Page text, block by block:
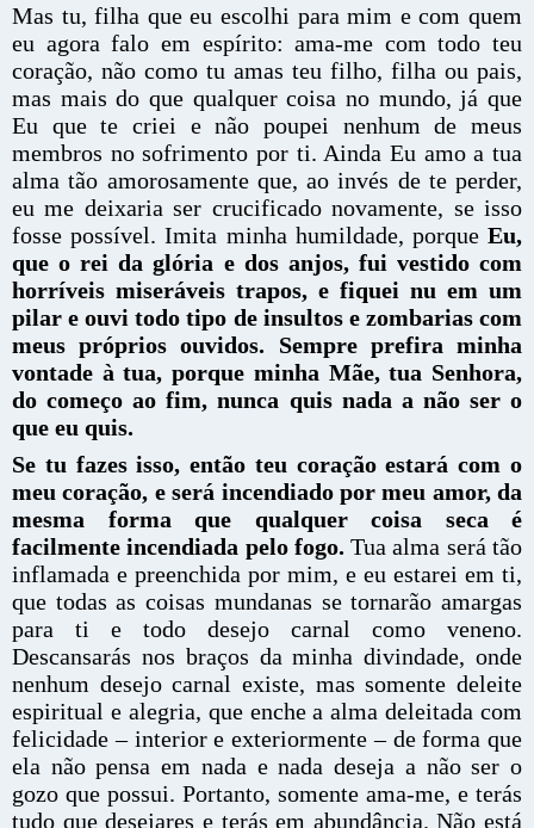
Mas tu, filha que eu escolhi para mim e com quem
eu agora falo em espírito: ama-me com todo teu
coração, não como tu amas teu filho, filha ou pais,
mas mais do que qualquer coisa no mundo, já que
Eu que te criei e não poupei nenhum de meus
membros no sofrimento por ti. Ainda Eu amo a tua
alma tão amorosamente que, ao invés de te perder,
eu me deixaria ser crucificado novamente, se isso
fosse possível. Imita minha humildade, porque Eu,
que o rei da glória e dos anjos, fui vestido com
horríveis miseráveis trapos, e fiquei nu em um
pilar e ouvi todo tipo de insultos e zombarias com
meus próprios ouvidos. Sempre prefira minha
vontade à tua, porque minha Mãe, tua Senhora,
do começo ao fim, nunca quis nada a não ser o
que eu quis.
Se tu fazes isso, então teu coração estará com o
meu coração, e será incendiado por meu amor, da
mesma forma que qualquer coisa seca é
facilmente incendiada pelo fogo. Tua alma será tão
inflamada e preenchida por mim, e eu estarei em ti,
que todas as coisas mundanas se tornarão amargas
para ti e todo desejo carnal como veneno.
Descansarás nos braços da minha divindade, onde
nenhum desejo carnal existe, mas somente deleite
espiritual e alegria, que enche a alma deleitada com
felicidade – interior e exteriormente – de forma que
ela não pensa em nada e nada deseja a não ser o
gozo que possui. Portanto, somente ama-me, e terás
tudo que desejares e terás em abundância. Não está